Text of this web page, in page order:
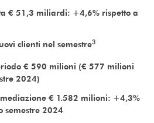
€ 51,3 miliardi: +4,6% rispetto a
clienti nel semestre3
€ 590 milioni (€ 577 milioni
2024)
€ 1.582 milioni: +4,3%
semestre 2024